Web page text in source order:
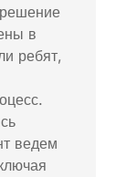
в
ребят,
ведем